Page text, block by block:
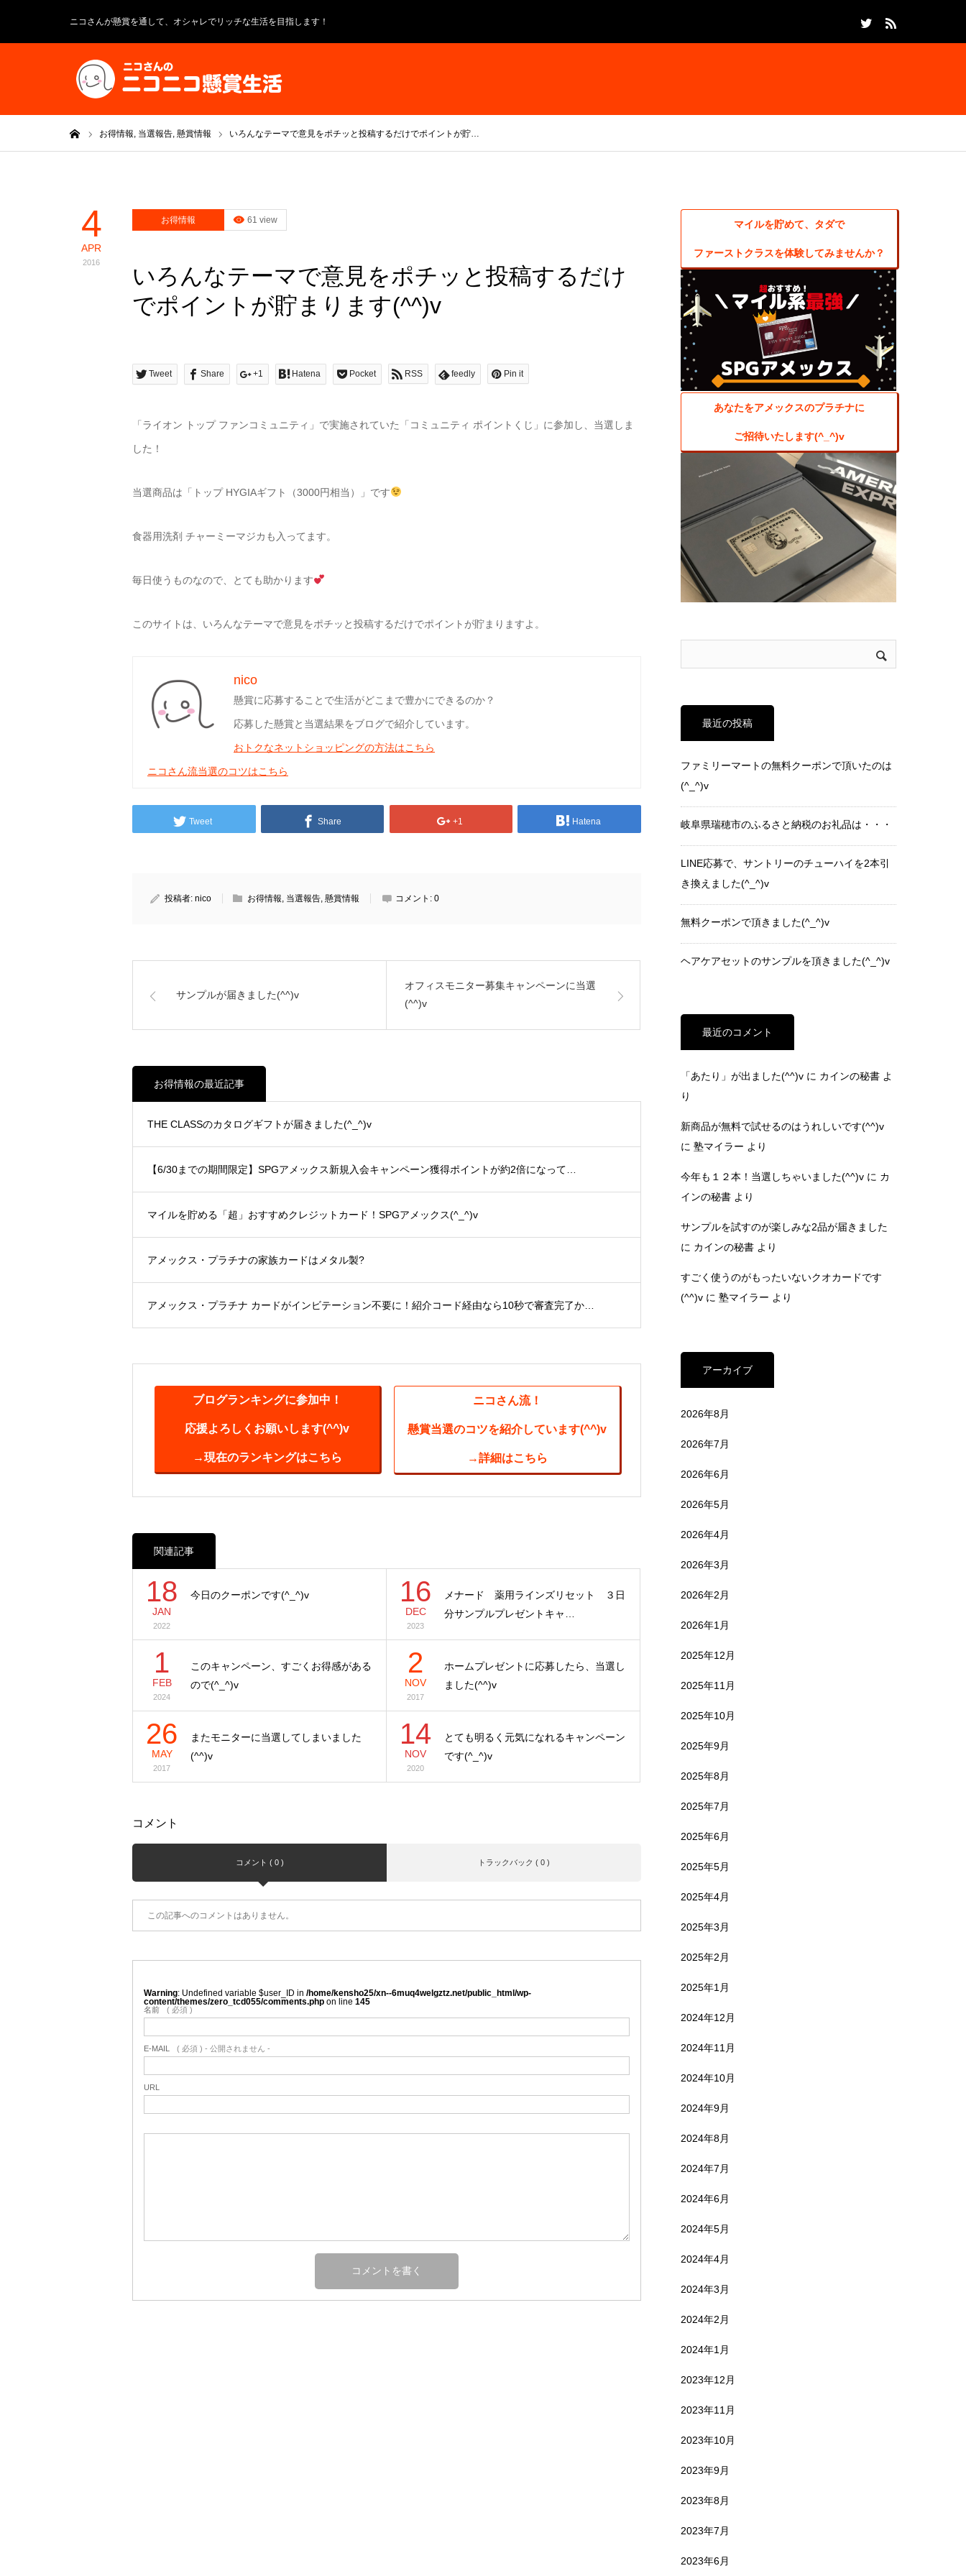
ニコさんが懸賞を通して、オシャレでリッチな生活を目指します！
お得情報, 当選報告, 懸賞情報 いろんなテーマで意見をポチッと投稿するだけでポイントが貯…
4
APR
2016
お得情報 61 view
いろんなテーマで意見をポチッと投稿するだけ
でポイントが貯まります(^^)v
Tweet Share +1 Hatena Pocket RSS feedly Pin it
「ライオン トップ ファンコミュニティ」で実施されていた「コミュニティ ポイントくじ」に参加し、当選しま
した！
当選商品は「トップHYGIAギフト（3000円相当）」です
食器用洗剤 チャーミーマジカも入ってます。
毎日使うものなので、とても助かります
このサイトは、いろんなテーマで意見をポチッと投稿するだけでポイントが貯まりますよ。
nico
懸賞に応募することで生活がどこまで豊かにできるのか？
応募した懸賞と当選結果をブログで紹介しています。
おトクなネットショッピングの方法はこちら
ニコさん流当選のコツはこちら
Tweet Share +1 Hatena
投稿者: nico お得情報, 当選報告, 懸賞情報 コメント: 0
サンプルが届きました(^^)v
オフィスモニター募集キャンペーンに当選
(^^)v
お得情報の最近記事
THE CLASSのカタログギフトが届きました(^_^)v
【6/30までの期間限定】SPGアメックス新規入会キャンペーン獲得ポイントが約2倍になって…
マイルを貯める「超」おすすめクレジットカード！SPGアメックス(^_^)v
アメックス・プラチナの家族カードはメタル製?
アメックス・プラチナ カードがインビテーション不要に！紹介コード経由なら10秒で審査完了か…
ブログランキングに参加中！
応援よろしくお願いします(^^)v
→現在のランキングはこちら
ニコさん流！
懸賞当選のコツを紹介しています(^^)v
→詳細はこちら
関連記事
18
JAN
2022
今日のクーポンです(^_^)v 16
DEC
2023
メナード 薬用ラインズリセット ３日
分サンプルプレゼントキャ…
1
FEB
2024
このキャンペーン、すごくお得感がある
ので(^_^)v
2
NOV
2017
ホームプレゼントに応募したら、当選し
ました(^^)v
26
MAY
2017
またモニターに当選してしまいました
(^^)v
14
NOV
2020
とても明るく元気になれるキャンペーン
です(^_^)v
コメント
コメント ( 0 ) トラックバック ( 0 )
この記事へのコメントはありません。
Warning : Undefined variable $user_ID in /home/kensho25/xn--6muq4welgztz.net/public_html/wp-
content/themes/zero_tcd055/comments.php on line 145
名前 ( 必須 )
E-MAIL ( 必須 ) - 公開されません -
URL
マイルを貯めて、タダで
ファーストクラスを体験してみませんか？
あなたをアメックスのプラチナに
ご招待いたします(^_^)v
最近の投稿
ファミリーマートの無料クーポンで頂いたのは
(^_^)v
岐阜県瑞穂市のふるさと納税のお礼品は・・・
LINE応募で、サントリーのチューハイを2本引
き換えました(^_^)v
無料クーポンで頂きました(^_^)v
ヘアケアセットのサンプルを頂きました(^_^)v
最近のコメント
「あたり」が出ました(^^)v に カインの秘書 よ
り
新商品が無料で試せるのはうれしいです(^^)v
に 塾マイラー より
今年も１２本！当選しちゃいました(^^)v に カ
インの秘書 より
サンプルを試すのが楽しみな2品が届きました
に カインの秘書 より
すごく使うのがもったいないクオカードです
(^^)v に 塾マイラー より
アーカイブ
2026年8月
2026年7月
2026年6月
2026年5月
2026年4月
2026年3月
2026年2月
2026年1月
2025年12月
2025年11月
2025年10月
2025年9月
2025年8月
2025年7月
2025年6月
2025年5月
2025年4月
2025年3月
2025年2月
2025年1月
2024年12月
2024年11月
2024年10月
2024年9月
2024年8月
2024年7月
2024年6月
2024年5月
2024年4月
2024年3月
2024年2月
2024年1月
2023年12月
2023年11月
2023年10月
2023年9月
2023年8月
2023年7月
2023年6月